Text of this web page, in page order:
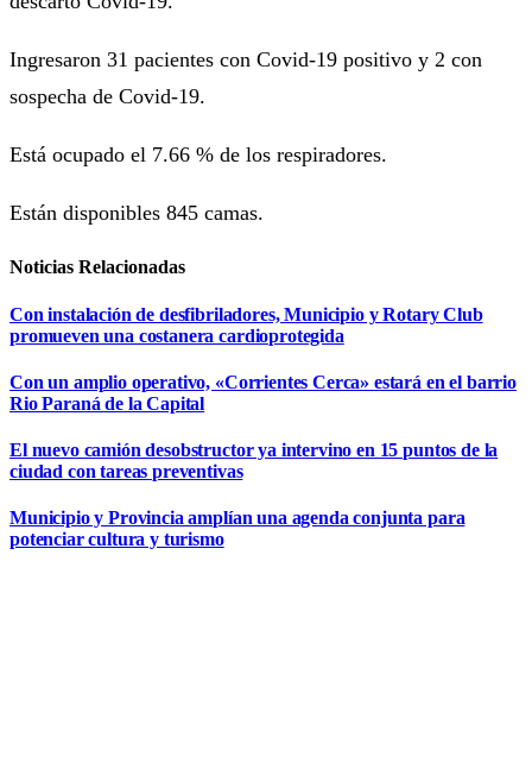
Ingresaron 31 pacientes con Covid-19 positivo y 2 con
sospecha de Covid-19.
Está ocupado el 7.66 % de los respiradores.
Están disponibles 845 camas.
Noticias Relacionadas
Con instalación de desfibriladores, Municipio y Rotary Club
promueven una costanera cardioprotegida
Con un amplio operativo, «Corrientes Cerca» estará en el barrio
Rio Paraná de la Capital
El nuevo camión desobstructor ya intervino en 15 puntos de la
ciudad con tareas preventivas
Municipio y Provincia amplían una agenda conjunta para
potenciar cultura y turismo